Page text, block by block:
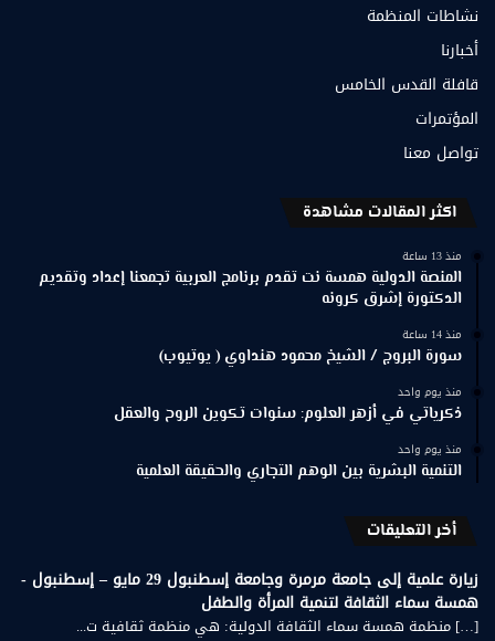
نشاطات المنظمة
أخبارنا
قافلة القدس الخامس
المؤتمرات
تواصل معنا
اكثر المقالات مشاهدة
منذ 13 ساعة
المنصة الدولية همسة نت تقدم برنامج العربية تجمعنا إعداد وتقديم
الدكتورة إشرق كرونه
منذ 14 ساعة
سورة البروج / الشيخ محمود هنداوي ( يوتيوب)
منذ يوم واحد
ذكرياتي في أزهر العلوم: سنوات تكوين الروح والعقل
منذ يوم واحد
التنمية البشرية بين الوهم التجاري والحقيقة العلمية
أخر التعليقات
زيارة علمية إلى جامعة مرمرة وجامعة إسطنبول 29 مايو – إسطنبول -
همسة سماء الثقافة لتنمية المرأة والطفل
[…] منظمة همسة سماء الثقافة الدولية: هي منظمة ثقافية ت...